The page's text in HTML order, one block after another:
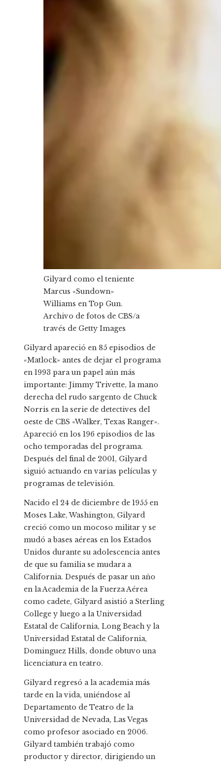
Gilyard como el teniente
Marcus «Sundown»
Williams en Top Gun.
Archivo de fotos de CBS/a
través de Getty Images
Gilyard apareció en 85 episodios de
«Matlock» antes de dejar el programa
en 1993 para un papel aún más
importante: Jimmy Trivette, la mano
derecha del rudo sargento de Chuck
Norris en la serie de detectives del
oeste de CBS «Walker, Texas Ranger».
Apareció en los 196 episodios de las
ocho temporadas del programa.
Después del final de 2001, Gilyard
siguió actuando en varias películas y
programas de televisión.
Nacido el 24 de diciembre de 1955 en
Moses Lake, Washington, Gilyard
creció como un mocoso militar y se
mudó a bases aéreas en los Estados
Unidos durante su adolescencia antes
de que su familia se mudara a
California. Después de pasar un año
en la Academia de la Fuerza Aérea
como cadete, Gilyard asistió a Sterling
College y luego a la Universidad
Estatal de California, Long Beach y la
Universidad Estatal de California,
Dominguez Hills, donde obtuvo una
licenciatura en teatro.
Gilyard regresó a la academia más
tarde en la vida, uniéndose al
Departamento de Teatro de la
Universidad de Nevada, Las Vegas
como profesor asociado en 2006.
Gilyard también trabajó como
productor y director, dirigiendo un